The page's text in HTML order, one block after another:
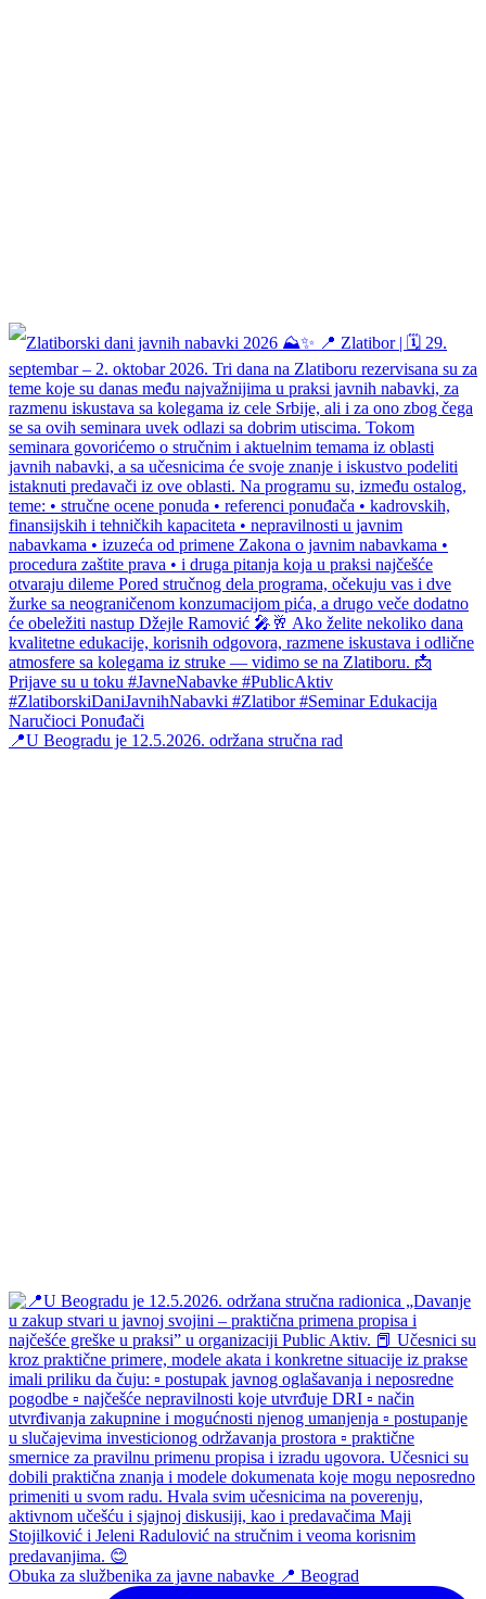
📍U Beogradu je 12.5.2026. održana stručna rad
Obuka za službenika za javne nabavke 📍 Beograd